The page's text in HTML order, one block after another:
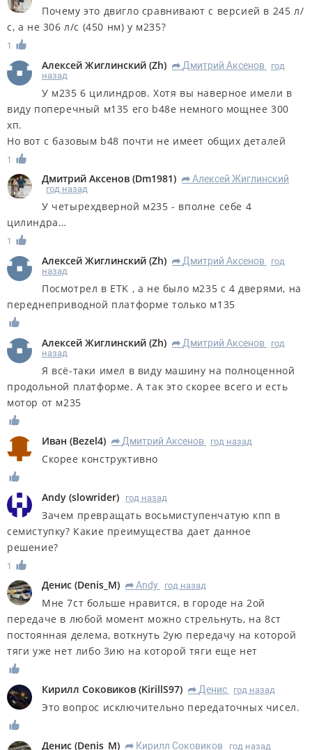
Почему это двигло сравнивают с версией в 245 л/
с, а не 306 л/с (450 нм) у м235?
1
Алексей Жиглинский (Zh) R Дмитрий Аксенов
год
назад
У м235 6 цилиндров. Хотя вы наверное имели в
виду поперечный м135 его b48e немного мощнее 300
хп.
Но вот с базовым b48 почти не имеет общих деталей
1
Дмитрий Аксенов (Dm1981) R Алексей Жиглинский
год назад
У четырехдверной м235 - вполне себе 4
цилиндра…
1
Алексей Жиглинский (Zh) R Дмитрий Аксенов
год
назад
Посмотрел в ETK , а не было м235 с 4 дверями, на
переднеприводной платформе только м135
Алексей Жиглинский (Zh) R Дмитрий Аксенов
год
назад
Я всё-таки имел в виду машину на полноценной
продольной платформе. А так это скорее всего и есть
мотор от м235
Иван (Bezel4) R Дмитрий Аксенов год назад
Скорее конструктивно
Andy (slowrider) год назад
Зачем превращать восьмиступенчатую кпп в
семиступку? Какие преимущества дает данное
решение?
1
Денис (Denis_M) R Andy год назад
Мне 7ст больше нравится, в городе на 2ой
передаче в любой момент можно стрельнуть, на 8ст
постоянная делема, воткнуть 2ую передачу на которой
тяги уже нет либо 3ию на которой тяги еще нет
Кирилл Соковиков (KirillS97) R Денис год назад
Это вопрос исключительно передаточных чисел.
Денис (Denis_M) R Кирилл Соковиков год назад